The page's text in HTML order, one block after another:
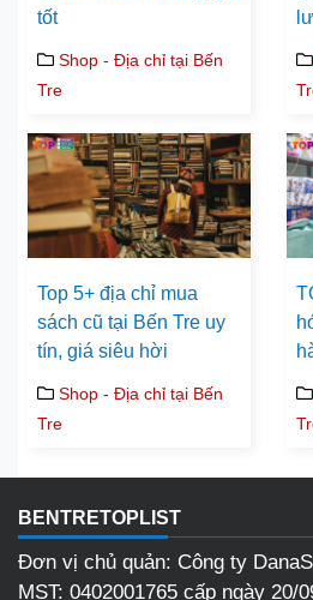
tốt
Shop - Địa chỉ tại Bến
Tre
Top 5+ địa chỉ mua
sách cũ tại Bến Tre uy
tín, giá siêu hời
Shop - Địa chỉ tại Bến
Tre
BENTRETOPLIST
Đơn vị chủ quản: Công ty
MST: 0402001765 cấp ngày 20/